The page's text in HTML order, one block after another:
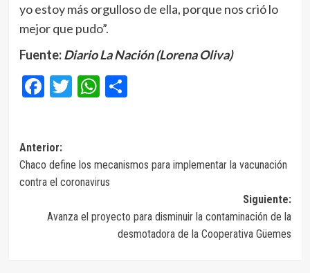
yo estoy más orgulloso de ella, porque nos crió lo
mejor que pudo”.
Fuente: Diario La Nación (Lorena Oliva)
Facebook
Twitter
WhatsApp
Compartir
Navegación
de
Anterior:
Chaco define los mecanismos para implementar la vacunación
contra el coronavirus
Siguiente:
Avanza el proyecto para disminuir la contaminación de la
desmotadora de la Cooperativa Güemes